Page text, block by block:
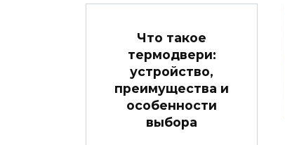
Что такое
термодвери:
устройство,
преимущества и
особенности
выбора